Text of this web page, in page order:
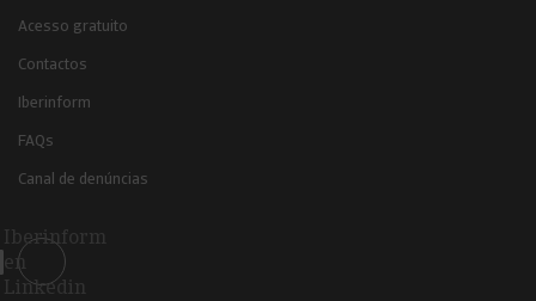
Acesso gratuito
Contactos
Iberinform
FAQs
Canal de denúncias
Iberinform
en
Linkedin